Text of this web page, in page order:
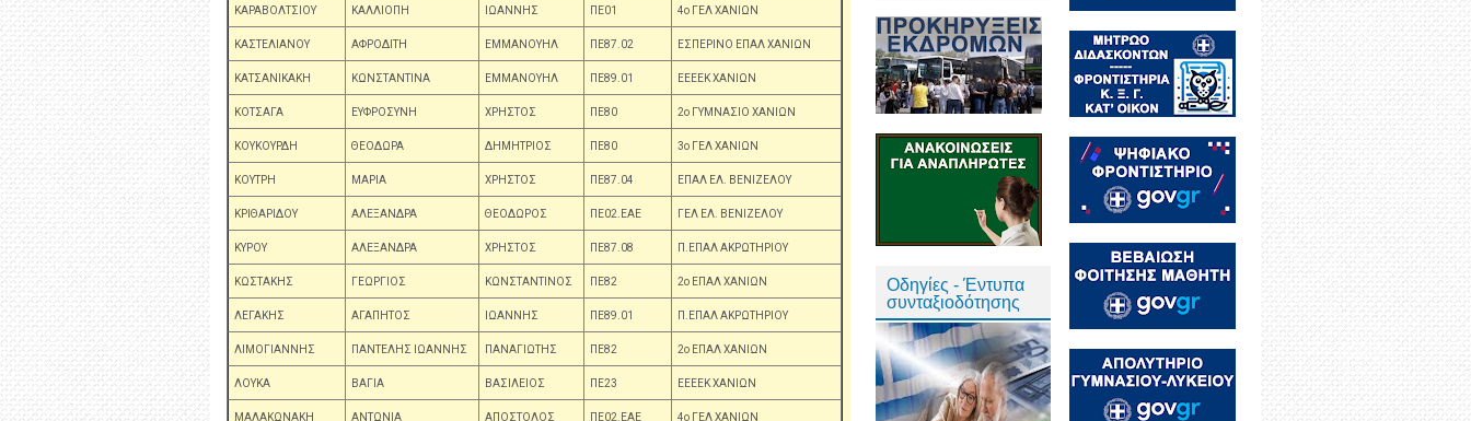
ΚΑΡΑΒΟΛΤΣΙΟΥ ΚΑΛΛΙΟΠΗ ΙΩΑΝΝΗΣ ΠΕ01 4ο ΓΕΛ ΧΑΝΙΩΝ
ΚΑΣΤΕΛΙΑΝΟΥ ΑΦΡΟΔΙΤΗ ΕΜΜΑΝΟΥΗΛ ΠΕ87.02 ΕΣΠΕΡΙΝΟ ΕΠΑΛ ΧΑΝΙΩΝ
ΚΑΤΣΑΝΙΚΑΚΗ ΚΩΝΣΤΑΝΤΙΝΑ ΕΜΜΑΝΟΥΗΛ ΠΕ89.01 ΕΕΕΕΚ ΧΑΝΙΩΝ
ΚΟΤΣΑΓΑ ΕΥΦΡΟΣΥΝΗ ΧΡΗΣΤΟΣ ΠΕ80 2ο ΓΥΜΝΑΣΙΟ ΧΑΝΙΩΝ
ΚΟΥΚΟΥΡΔΗ ΘΕΟΔΩΡΑ ΔΗΜΗΤΡΙΟΣ ΠΕ80 3ο ΓΕΛ ΧΑΝΙΩΝ
ΚΟΥΤΡΗ ΜΑΡΙΑ ΧΡΗΣΤΟΣ ΠΕ87.04 ΕΠΑΛ ΕΛ. ΒΕΝΙΖΕΛΟΥ
ΚΡΙΘΑΡΙΔΟΥ ΑΛΕΞΑΝΔΡΑ ΘΕΟΔΩΡΟΣ ΠΕ02.ΕΑΕ ΓΕΛ ΕΛ. ΒΕΝΙΖΕΛΟΥ
ΚΥΡΟΥ ΑΛΕΞΑΝΔΡΑ ΧΡΗΣΤΟΣ ΠΕ87.08 Π.ΕΠΑΛ ΑΚΡΩΤΗΡΙΟΥ
ΚΩΣΤΑΚΗΣ ΓΕΩΡΓΙΟΣ ΚΩΝΣΤΑΝΤΙΝΟΣ ΠΕ82 2ο ΕΠΑΛ ΧΑΝΙΩΝ
ΛΕΓΑΚΗΣ ΑΓΑΠΗΤΟΣ ΙΩΑΝΝΗΣ ΠΕ89.01 Π.ΕΠΑΛ ΑΚΡΩΤΗΡΙΟΥ
ΛΙΜΟΓΙΑΝΝΗΣ ΠΑΝΤΕΛΗΣ ΙΩΑΝΝΗΣ ΠΑΝΑΓΙΩΤΗΣ ΠΕ82 2ο ΕΠΑΛ ΧΑΝΙΩΝ
ΛΟΥΚΑ ΒΑΓΙΑ ΒΑΣΙΛΕΙΟΣ ΠΕ23 ΕΕΕΕΚ ΧΑΝΙΩΝ
ΜΑΛΑΚΩΝΑΚΗ ΑΝΤΩΝΙΑ ΑΠΟΣΤΟΛΟΣ ΠΕ02.ΕΑΕ 4ο ΓΕΛ ΧΑΝΙΩΝ
Οδηγίες - Έντυπα
συνταξιοδότησης